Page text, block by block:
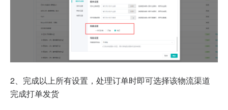
2、完成以上所有设置，处理订单时即可选择该物流渠道
完成打单发货